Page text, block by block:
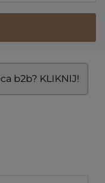
b2b? KLIKNIJ!